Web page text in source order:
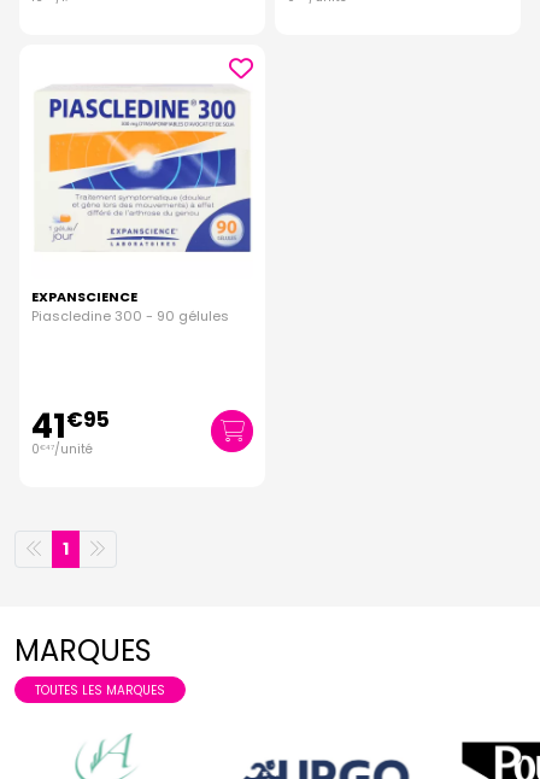
EXPANSCIENCE
Piascledine 300 - 90 gélules
41€95
0€47/unité
1
MARQUES
TOUTES LES MARQUES